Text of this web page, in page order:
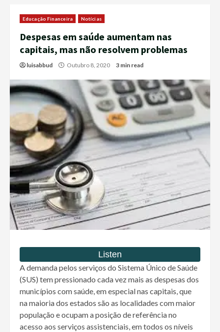
Educação Financeira Notícias
Despesas em saúde aumentam nas
capitais, mas não resolvem problemas
luisabbud Outubro 8, 2020 3 min read
A demanda pelos serviços do Sistema Único de Saúde
(SUS) tem pressionado cada vez mais as despesas dos
municípios com saúde, em especial nas capitais, que
na maioria dos estados são as localidades com maior
população e ocupam a posição de referência no
acesso aos serviços assistenciais, em todos os níveis